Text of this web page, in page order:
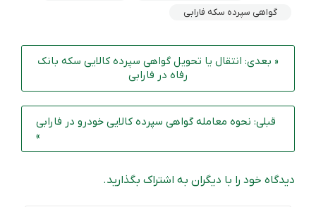
گواهی سپرده سکه فارابی
« بعدی: انتقال یا تحویل گواهی سپرده کالایی سکه بانک
رفاه در فارابی
قبلی: نحوه معامله گواهی سپرده کالایی خودرو در فارابی
»
دیدگاه خود را با دیگران به اشتراک بگذارید.